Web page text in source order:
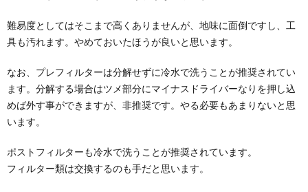
難易度としてはそこまで高くありませんが、地味に面倒ですし、工
具も汚れます。やめておいたほうが良いと思います。
なお、プレフィルターは分解せずに冷水で洗うことが推奨されてい
ます。分解する場合はツメ部分にマイナスドライバーなりを押し込
めば外す事ができますが、非推奨です。やる必要もあまりないと思
います。
ポストフィルターも冷水で洗うことが推奨されています。
フィルター類は交換するのも手だと思います。